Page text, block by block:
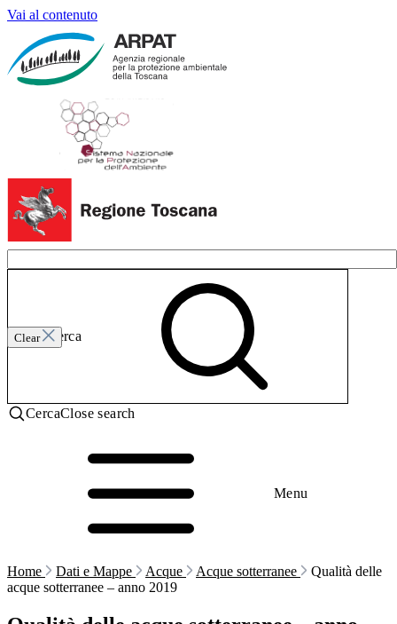
Vai al contenuto
Clear
Invia ricerca
CercaClose search
Menu
Home Dati e Mappe Acque Acque sotterranee
Qualità delle
acque sotterranee – anno 2019